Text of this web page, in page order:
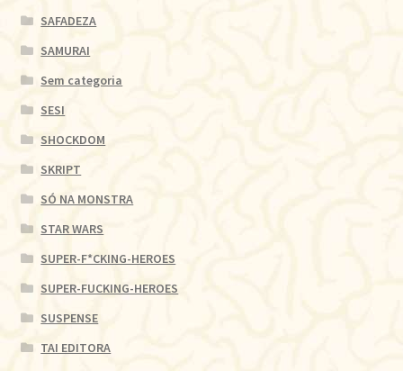
SAFADEZA
SAMURAI
Sem categoria
SESI
SHOCKDOM
SKRIPT
SÓ NA MONSTRA
STAR WARS
SUPER-F*CKING-HEROES
SUPER-FUCKING-HEROES
SUSPENSE
TAI EDITORA